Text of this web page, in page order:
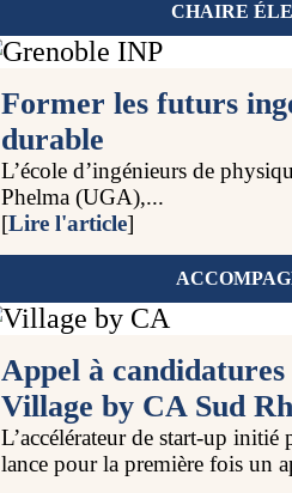
CHAIRE
Former les futurs
durable
L’école d’ingénieurs de
Phelma (UGA),...
[Lire l'article]
Appel à
Village by CA Sud
L’accélérateur de start-up
lance pour la première fois un